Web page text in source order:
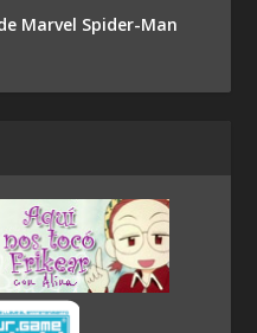
Marvel Spider-Man